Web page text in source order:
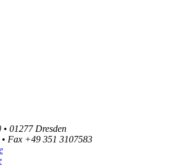
• 01277 Dresden
Fax +49 351 3107583